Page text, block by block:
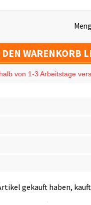
WARENKORB
von 1-3 Arbeitstage
gekauft haben,